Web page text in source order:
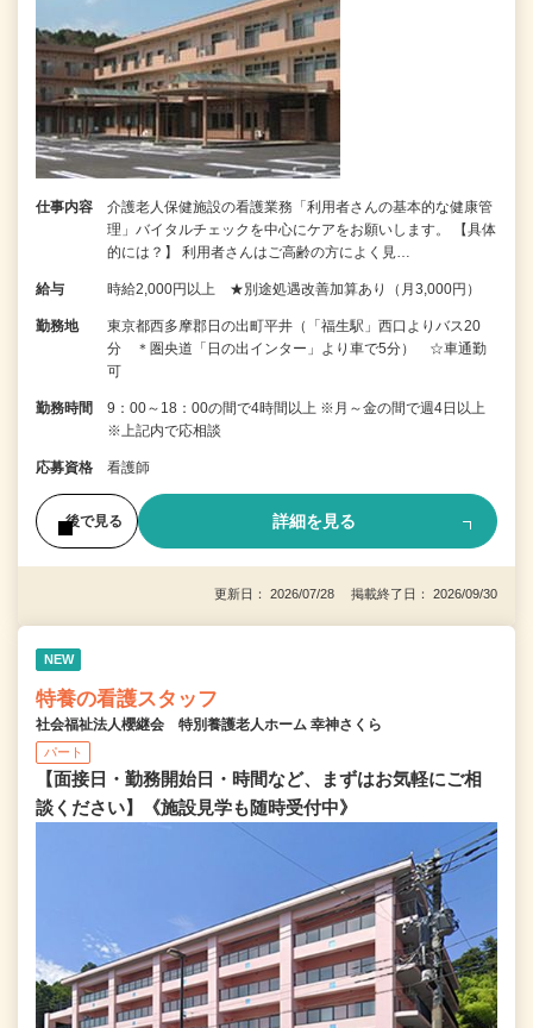
仕事内容
介護老人保健施設の看護業務「利用者さんの基本的な健康管
理」バイタルチェックを中心にケアをお願いします。 【具体
的には？】 利用者さんはご高齢の方によく見…
給与 時給2,000円以上 ★別途処遇改善加算あり（月3,000円）
勤務地
東京都西多摩郡日の出町平井（「福生駅」西口よりバス20
分 ＊圏央道「日の出インター」より車で5分） ☆車通勤
可
勤務時間
9：00～18：00の間で4時間以上 ※月～金の間で週4日以上
※上記内で応相談
応募資格 看護師
後で見る 詳細を見る
更新日： 2026/07/28 掲載終了日： 2026/09/30
NEW
特養の看護スタッフ
社会福祉法人櫻継会 特別養護老人ホーム 幸神さくら
パート
【面接日・勤務開始日・時間など、まずはお気軽にご相
談ください】《施設見学も随時受付中》